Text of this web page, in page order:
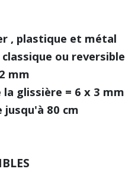
, plastique et métal
ou reversible
mm
glissière = 6 x 3 mm
jusqu'à 80 cm